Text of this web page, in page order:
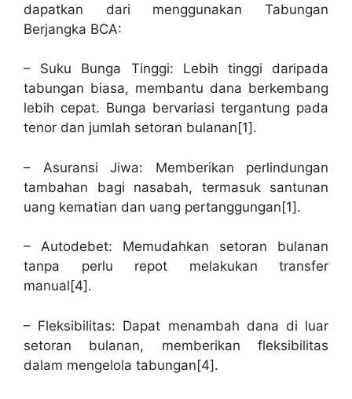
dapatkan dari menggunakan Tabungan
Berjangka BCA:
– Suku Bunga Tinggi: Lebih tinggi daripada
tabungan biasa, membantu dana berkembang
lebih cepat. Bunga bervariasi tergantung pada
tenor dan jumlah setoran bulanan[1].
– Asuransi Jiwa: Memberikan perlindungan
tambahan bagi nasabah, termasuk santunan
uang kematian dan uang pertanggungan[1].
– Autodebet: Memudahkan setoran bulanan
tanpa perlu repot melakukan transfer
manual[4].
– Fleksibilitas: Dapat menambah dana di luar
setoran bulanan, memberikan fleksibilitas
dalam mengelola tabungan[4].